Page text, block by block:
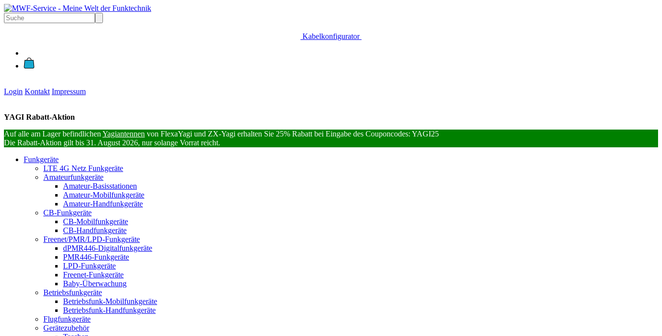
Kabelkonfigurator
Login Kontakt Impressum
YAGI Rabatt-Aktion
Auf alle am Lager befindlichen Yagiantennen von FlexaYagi und ZX-Yagi erhalten Sie 25% Rabatt bei Eingabe des Couponcodes: YAGI25
Die Rabatt-Aktion gilt bis 31. August 2026, nur solange Vorrat reicht.
Funkgeräte
LTE 4G Netz Funkgeräte
Amateurfunkgeräte
Amateur-Basisstationen
Amateur-Mobilfunkgeräte
Amateur-Handfunkgeräte
CB-Funkgeräte
CB-Mobilfunkgeräte
CB-Handfunkgeräte
Freenet/PMR/LPD-Funkgeräte
dPMR446-Digitalfunkgeräte
PMR446-Funkgeräte
LPD-Funkgeräte
Freenet-Funkgeräte
Baby-Überwachung
Betriebsfunkgeräte
Betriebsfunk-Mobilfunkgeräte
Betriebsfunk-Handfunkgeräte
Flugfunkgeräte
Gerätezubehör